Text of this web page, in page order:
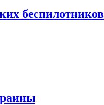
беспилотников